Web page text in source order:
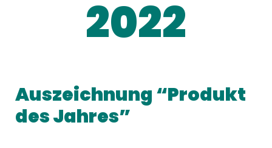
2022
Auszeichnung “Produkt
des Jahres”